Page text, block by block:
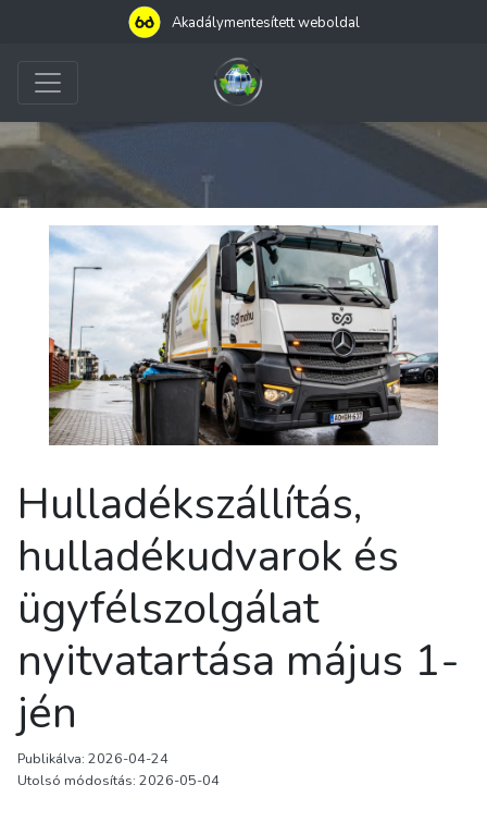
Akadálymentesített weboldal
Hulladékszállítás,
hulladékudvarok és
ügyfélszolgálat
nyitvatartása május 1-
jén
Publikálva: 2026-04-24
Utolsó módosítás: 2026-05-04